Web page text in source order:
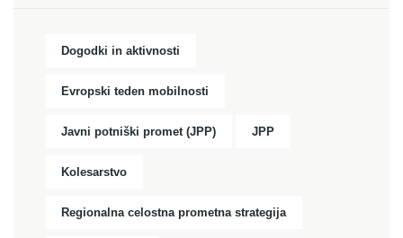
Dogodki in aktivnosti
Evropski teden mobilnosti
Javni potniški promet (JPP) JPP
Kolesarstvo
Regionalna celostna prometna strategija